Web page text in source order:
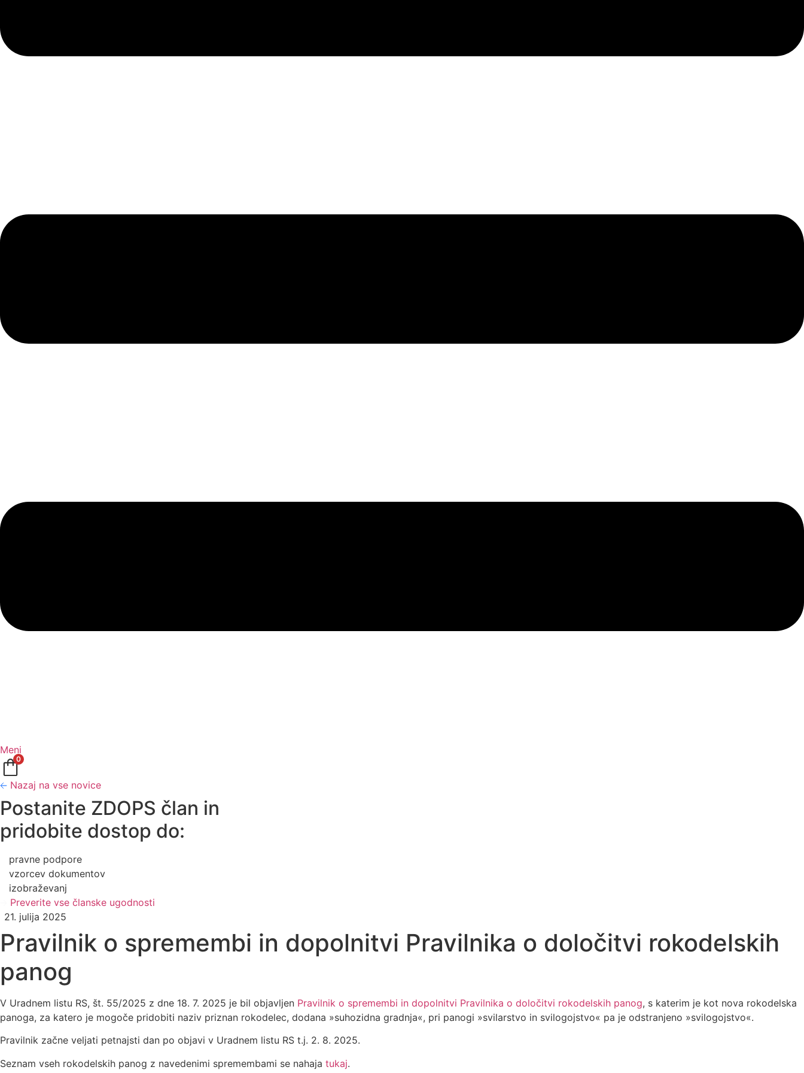
Meni
0
Nazaj na vse novice
Postanite ZDOPS član in
pridobite dostop do:
pravne podpore
vzorcev dokumentov
izobraževanj
Preverite vse članske ugodnosti
21. julija 2025
Pravilnik o spremembi in dopolnitvi Pravilnika o določitvi rokodelskih
panog
V Uradnem listu RS, št. 55/2025 z dne 18. 7. 2025 je bil objavljen Pravilnik o spremembi in dopolnitvi Pravilnika o določitvi rokodelskih panog, s katerim je kot nova rokodelska
panoga, za katero je mogoče pridobiti naziv priznan rokodelec, dodana »suhozidna gradnja«, pri panogi »svilarstvo in svilogojstvo« pa je odstranjeno »svilogojstvo«.
Pravilnik začne veljati petnajsti dan po objavi v Uradnem listu RS t.j. 2. 8. 2025.
Seznam vseh rokodelskih panog z navedenimi spremembami se nahaja tukaj.